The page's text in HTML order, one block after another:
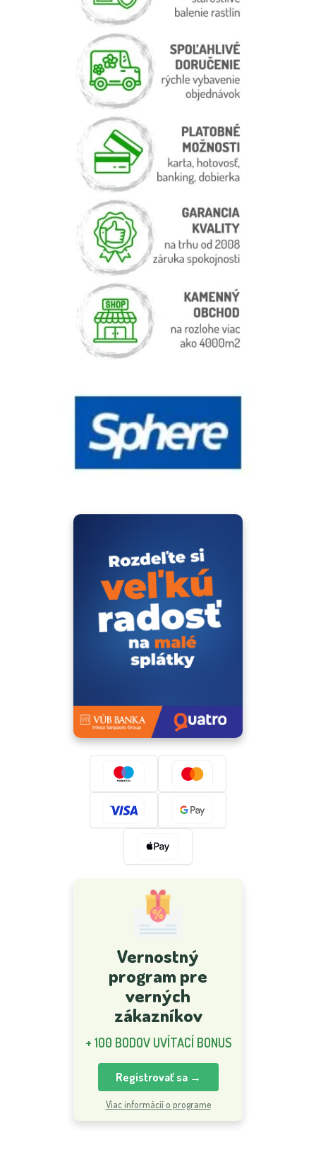
Vernostný
program pre
verných
zákazníkov
+ 100 BODOV UVÍTACÍ BONUS
Registrovať sa →
Viac informácií o programe